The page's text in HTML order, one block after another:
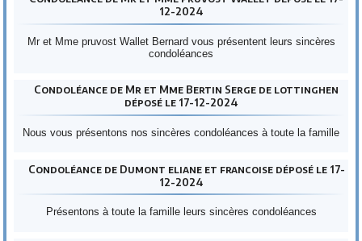
12-2024
Mr et Mme pruvost Wallet Bernard vous présentent leurs sincères
condoléances
Condoléance de Mr et Mme Bertin Serge de lottinghen
déposé le 17-12-2024
Nous vous présentons nos sincères condoléances à toute la famille
Condoléance de Dumont eliane et francoise déposé le 17-
12-2024
Présentons à toute la famille leurs sincères condoléances